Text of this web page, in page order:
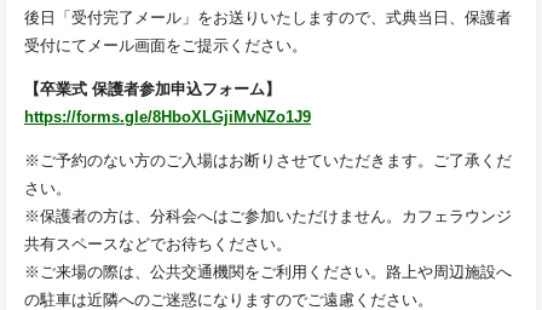
後日「受付完了メール」をお送りいたしますので、式典当日、保護者
受付にてメール画面をご提示ください。
【卒業式 保護者参加申込フォーム】
https://forms.gle/8HboXLGjiMvNZo1J9
※ご予約のない方のご入場はお断りさせていただきます。ご了承くだ
さい。
※保護者の方は、分科会へはご参加いただけません。カフェラウンジ
共有スペースなどでお待ちください。
※ご来場の際は、公共交通機関をご利用ください。路上や周辺施設へ
の駐車は近隣へのご迷惑になりますのでご遠慮ください。